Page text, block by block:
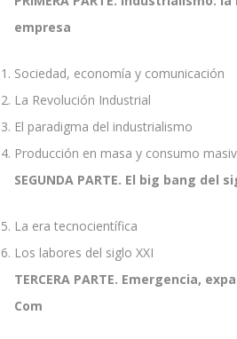
empresa
Sociedad, economía y comunicación
La Revolución Industrial
El paradigma del industrialismo
Producción en masa y consumo
SEGUNDA PARTE. El big bang del
La era tecnocientífica
Los labores del siglo XXI
TERCERA PARTE. Emergencia,
Com